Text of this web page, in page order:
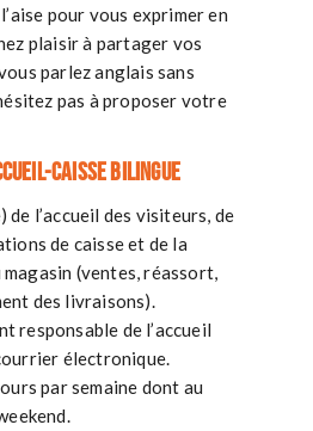
pour vous exprimer en
plaisir à partager vos
parlez anglais sans
pas à proposer votre
caisse bilingue
de l’accueil des visiteurs, de
de caisse et de la
(ventes, réassort,
des livraisons).
responsable de l’accueil
électronique.
par semaine dont au